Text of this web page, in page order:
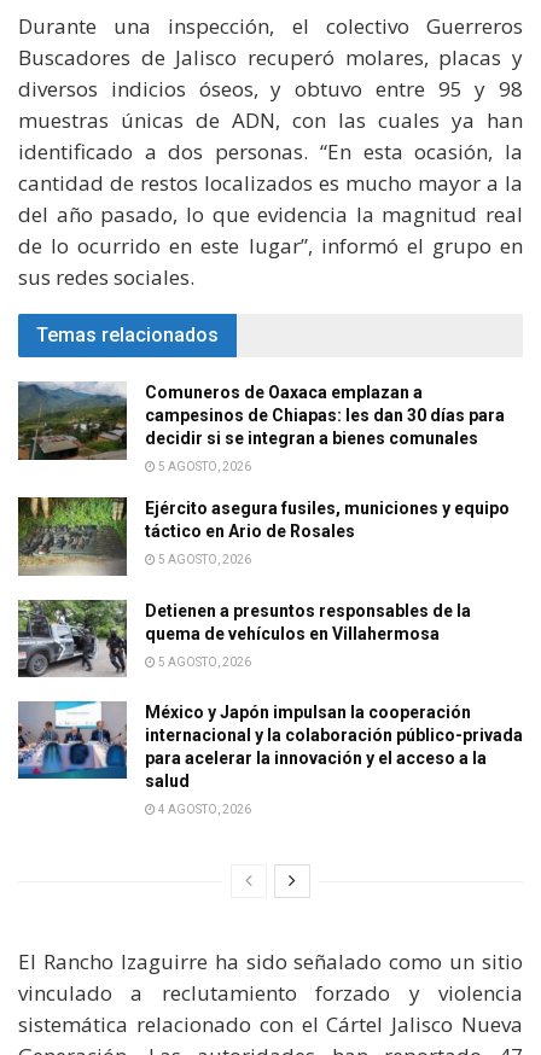
Durante una inspección, el colectivo Guerreros
Buscadores de Jalisco recuperó molares, placas y
diversos indicios óseos, y obtuvo entre 95 y 98
muestras únicas de ADN, con las cuales ya han
identificado a dos personas. “En esta ocasión, la
cantidad de restos localizados es mucho mayor a la
del año pasado, lo que evidencia la magnitud real
de lo ocurrido en este lugar”, informó el grupo en
sus redes sociales.
Temas relacionados
Comuneros de Oaxaca emplazan a
campesinos de Chiapas: les dan 30 días para
decidir si se integran a bienes comunales
5 AGOSTO, 2026
Ejército asegura fusiles, municiones y equipo
táctico en Ario de Rosales
5 AGOSTO, 2026
Detienen a presuntos responsables de la
quema de vehículos en Villahermosa
5 AGOSTO, 2026
México y Japón impulsan la cooperación
internacional y la colaboración público-privada
para acelerar la innovación y el acceso a la
salud
4 AGOSTO, 2026
El Rancho Izaguirre ha sido señalado como un sitio
vinculado a reclutamiento forzado y violencia
sistemática relacionado con el Cártel Jalisco Nueva